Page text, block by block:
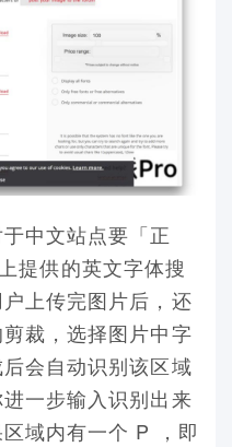
中文站点要「正
提供的英文字体搜
上传完图片后，还
裁，选择图片中字
会自动识别该区域
一步输入识别出来
域内有一个 P ，即